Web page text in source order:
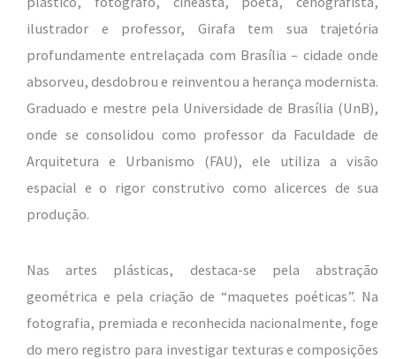
ilustrador e professor, Girafa tem sua trajetória
profundamente entrelaçada com Brasília – cidade onde
absorveu, desdobrou e reinventou a herança modernista.
Graduado e mestre pela Universidade de Brasília (UnB),
onde se consolidou como professor da Faculdade de
Arquitetura e Urbanismo (FAU), ele utiliza a visão
espacial e o rigor construtivo como alicerces de sua
produção.
Nas artes plásticas, destaca-se pela abstração
geométrica e pela criação de “maquetes poéticas”. Na
fotografia, premiada e reconhecida nacionalmente, foge
do mero registro para investigar texturas e composições